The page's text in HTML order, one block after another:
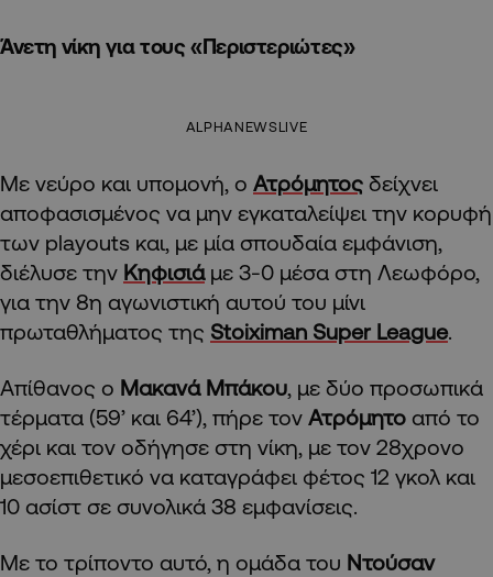
Άνετη νίκη για τους «Περιστεριώτες»
ALPHANEWSLIVE
Με νεύρο και υπομονή, ο Ατρόμητος δείχνει
αποφασισμένος να μην εγκαταλείψει την κορυφή
των playouts και, με μία σπουδαία εμφάνιση,
διέλυσε την Κηφισιάμε 3-0 μέσα στη Λεωφόρο,
για την 8η αγωνιστική αυτού του μίνι
πρωταθλήματος της Stoiximan Super League.
Απίθανος ο Μακανά Μπάκου, με δύο προσωπικά
τέρματα (59’ και 64’), πήρε τον Ατρόμητο από το
χέρι και τον οδήγησε στη νίκη, με τον 28χρονο
μεσοεπιθετικό να καταγράφει φέτος 12 γκολ και
10 ασίστ σε συνολικά 38 εμφανίσεις.
Με το τρίποντο αυτό, η ομάδα του Ντούσαν